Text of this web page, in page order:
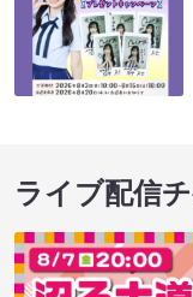
ライブ配信